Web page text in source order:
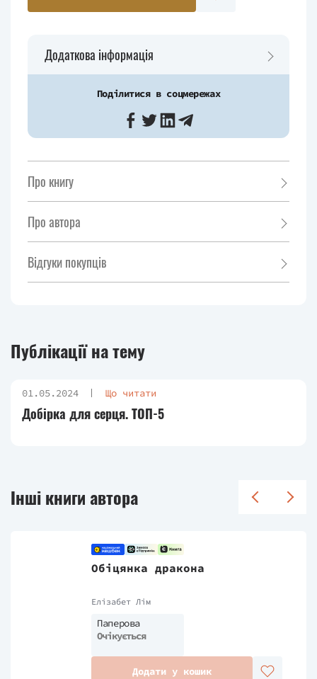
Додаткова інформація
Поділитися в соцмережах
Про книгу
Про автора
Відгуки покупців
Публікації на тему
01.05.2024 Що читати
Добірка для серця. ТОП-5
Інші книги автора
Обіцянка дракона
Елізабет Лім
Паперова
Очікується
Додати у кошик